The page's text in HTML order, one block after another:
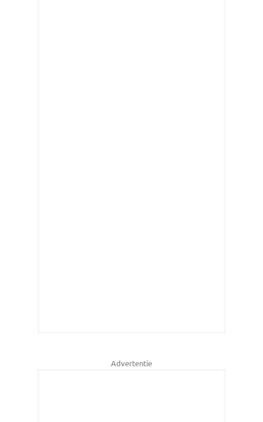
Advertentie